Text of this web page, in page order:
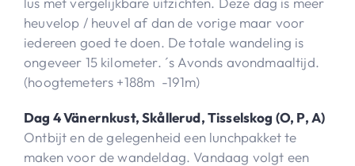
heuvelop / heuvel af dan de vorige maar voor
iedereen goed te doen. De totale wandeling is
ongeveer 15 kilometer. ´s Avonds avondmaaltijd.
(hoogtemeters +188m -191m)
Dag 4 Vänernkust, Skållerud, Tisselskog (O, P, A)
Ontbijt en de gelegenheid een lunchpakket te
maken voor de wandeldag. Vandaag volgt een